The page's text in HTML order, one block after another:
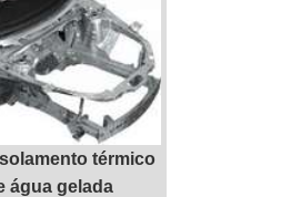
térmico
água gelada